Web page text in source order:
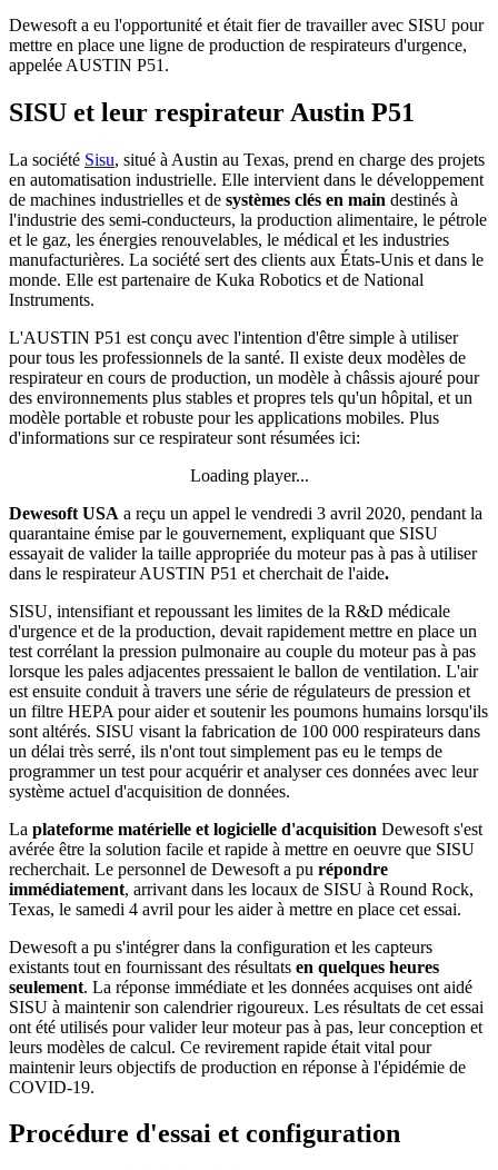
Dewesoft a eu l'opportunité et était fier de travailler avec SISU pour
mettre en place une ligne de production de respirateurs d'urgence,
appelée AUSTIN P51.
SISU et leur respirateur Austin P51
La société Sisu, situé à Austin au Texas, prend en charge des projets
en automatisation industrielle. Elle intervient dans le développement
de machines industrielles et de systèmes clés en main destinés à
l'industrie des semi-conducteurs, la production alimentaire, le pétrole
et le gaz, les énergies renouvelables, le médical et les industries
manufacturières. La société sert des clients aux États-Unis et dans le
monde. Elle est partenaire de Kuka Robotics et de National
Instruments.
L'AUSTIN P51 est conçu avec l'intention d'être simple à utiliser
pour tous les professionnels de la santé. Il existe deux modèles de
respirateur en cours de production, un modèle à châssis ajouré pour
des environnements plus stables et propres tels qu'un hôpital, et un
modèle portable et robuste pour les applications mobiles. Plus
d'informations sur ce respirateur sont résumées ici:
Loading player...
Dewesoft USA a reçu un appel le vendredi 3 avril 2020, pendant la
quarantaine émise par le gouvernement, expliquant que SISU
essayait de valider la taille appropriée du moteur pas à pas à utiliser
dans le respirateur AUSTIN P51 et cherchait de l'aide.
SISU, intensifiant et repoussant les limites de la R&D médicale
d'urgence et de la production, devait rapidement mettre en place un
test corrélant la pression pulmonaire au couple du moteur pas à pas
lorsque les pales adjacentes pressaient le ballon de ventilation. L'air
est ensuite conduit à travers une série de régulateurs de pression et
un filtre HEPA pour aider et soutenir les poumons humains lorsqu'ils
sont altérés. SISU visant la fabrication de 100 000 respirateurs dans
un délai très serré, ils n'ont tout simplement pas eu le temps de
programmer un test pour acquérir et analyser ces données avec leur
système actuel d'acquisition de données.
La plateforme matérielle et logicielle d'acquisition Dewesoft s'est
avérée être la solution facile et rapide à mettre en oeuvre que SISU
recherchait. Le personnel de Dewesoft a pu répondre
immédiatement, arrivant dans les locaux de SISU à Round Rock,
Texas, le samedi 4 avril pour les aider à mettre en place cet essai.
Dewesoft a pu s'intégrer dans la configuration et les capteurs
existants tout en fournissant des résultats en quelques heures
seulement. La réponse immédiate et les données acquises ont aidé
SISU à maintenir son calendrier rigoureux. Les résultats de cet essai
ont été utilisés pour valider leur moteur pas à pas, leur conception et
leurs modèles de calcul. Ce revirement rapide était vital pour
maintenir leurs objectifs de production en réponse à l'épidémie de
COVID-19.
Procédure d'essai et configuration